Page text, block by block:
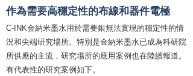
作為需要高穩定性的布線和器件電極
C-INK金納米墨水用於需要銀無法實現的穩定性的情
況和尖端研究場所。特別是金納米墨水已成為科研院
所供應的主流，研究場所的應用案例也在陸續報道。
有代表性的研究案例如下。